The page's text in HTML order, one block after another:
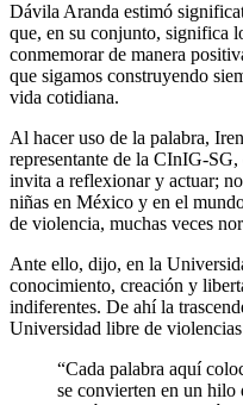
Dávila Aranda estimó
que, en su conjunto, significa
conmemorar de manera
que sigamos construyendo
vida cotidiana.
Al hacer uso de la palabra,
representante de la CInIG-SG,
invita a reflexionar y actuar;
niñas en México y en el
de violencia, muchas veces
Ante ello, dijo, en la
conocimiento, creación y
indiferentes. De ahí la
Universidad libre de
“Cada palabra aquí
se convierten en un hilo